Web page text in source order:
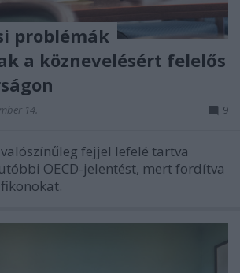
problémák
a köznevelésért felelős
14. 9
fejjel lefelé tartva
OECD-jelentést, mert fordítva